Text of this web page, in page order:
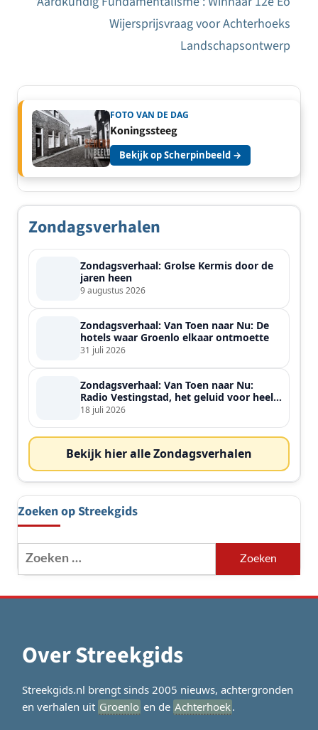
Wijersprijsvraag voor Achterhoeks
Landschapsontwerp
FOTO VAN DE DAG
Koningssteeg
Bekijk op Scherpinbeeld →
Zondagsverhalen
Zondagsverhaal: Grolse Kermis door de
jaren heen
9 augustus 2026
Zondagsverhaal: Van Toen naar Nu: De
hotels waar Groenlo elkaar ontmoette
31 juli 2026
Zondagsverhaal: Van Toen naar Nu:
Radio Vestingstad, het geluid voor heel
de streek
18 juli 2026
Bekijk hier alle Zondagsverhalen
Zoeken op Streekgids
Zoeken
naar:
Over Streekgids
Streekgids.nl brengt sinds 2005 nieuws, achtergronden
en verhalen uit Groenlo en de Achterhoek.